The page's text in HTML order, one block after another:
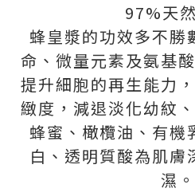
97%天
蜂皇漿的功效多不勝
命、微量元素及氨基
提升細胞的再生能力
緻度，減退淡化幼紋
蜂蜜、橄欖油、有機
白、透明質酸為肌膚
濕。